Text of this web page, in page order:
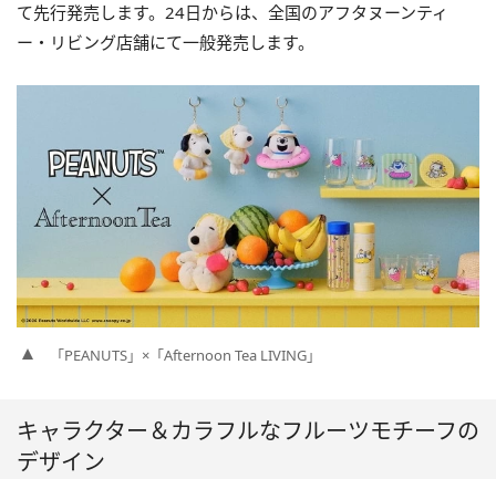
て先行発売します。24日からは、全国のアフタヌーンティ
ー・リビング店舗にて一般発売します。
「PEANUTS」×「Afternoon Tea LIVING」
キャラクター＆カラフルなフルーツモチーフの
デザイン